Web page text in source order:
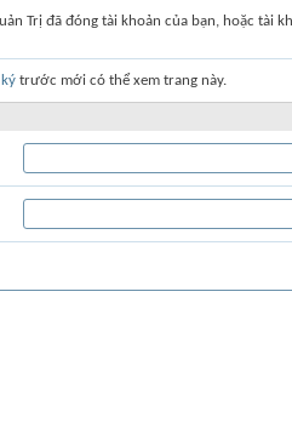
Trị đã đóng tài khoản của bạn, hoặc tài
trước mới có thể xem trang này.